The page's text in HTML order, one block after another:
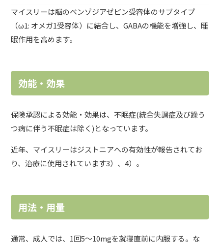
マイスリーは脳のベンゾジアゼピン受容体のサブタイプ
（ω1: オメガ1受容体）に結合し、GABAの機能を増強し、睡
眠作用を高めます。
効能・効果
保険承認による効能・効果は、不眠症(統合失調症及び躁う
つ病に伴う不眠症は除く)となっています。
近年、マイスリーはジストニアへの有効性が報告されてお
り、治療に使用されています3）、4）。
用法・用量
通常、成人では、1回5～10mgを就寝直前に内服する。な